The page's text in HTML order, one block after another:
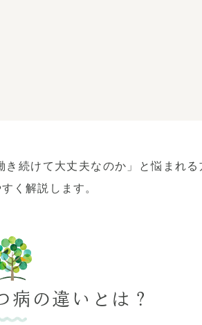
続けて大丈夫なのか」と悩まれ
く解説します。
病の違いとは？